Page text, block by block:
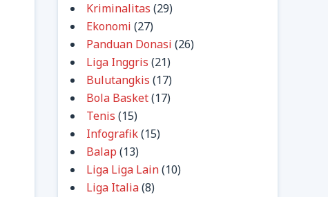
Kriminalitas (29)
Ekonomi (27)
Panduan Donasi (26)
Liga Inggris (21)
Bulutangkis (17)
Bola Basket(17)
Tenis (15)
Infografik(15)
Balap (13)
Liga Liga Lain(10)
Liga Italia(8)